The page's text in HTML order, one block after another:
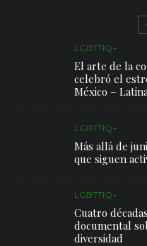
LGBTTIQ+
El arte de la
celebró el
México –
LGBTTIQ+
Más allá de
que siguen
LGBTTIQ+
Cuatro
documental
diversidad